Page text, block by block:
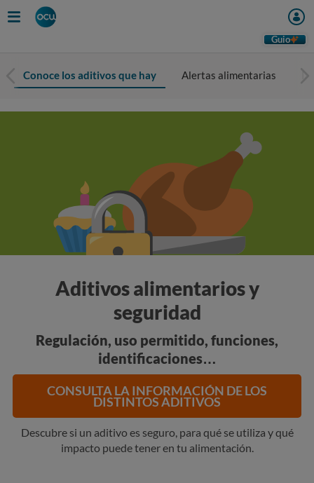
Guio
Conoce los aditivos que hay Alertas alimentarias
Aditivos alimentarios y
seguridad
Regulación, uso permitido, funciones,
identificaciones…
CONSULTA LA INFORMACIÓN DE LOS
DISTINTOS ADITIVOS
Descubre si un aditivo es seguro, para qué se utiliza y qué
impacto puede tener en tu alimentación.